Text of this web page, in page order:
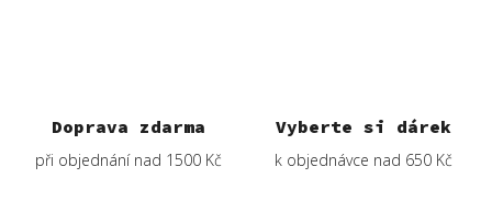
Doprava zdarma
při objednání nad 1500 Kč
Vyberte si dárek
k objednávce nad 650 Kč